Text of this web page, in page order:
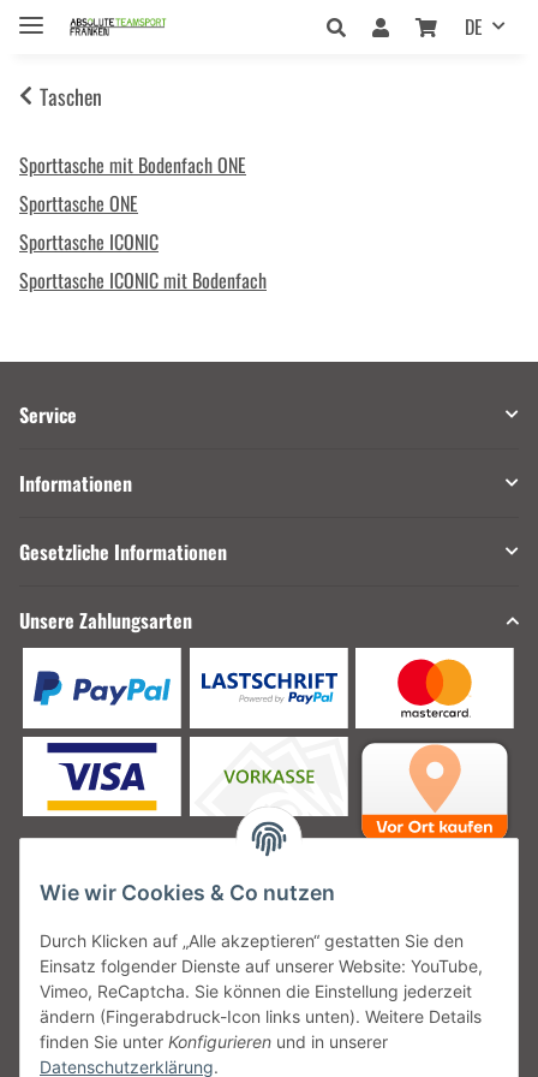
DE
Taschen
Sporttasche mit Bodenfach ONE
Sporttasche ONE
Sporttasche ICONIC
Sporttasche ICONIC mit Bodenfach
Service
Informationen
Gesetzliche Informationen
Unsere Zahlungsarten
Unsere Versanddienstleister
Unsere Communities
Wie wir Cookies & Co nutzen
Durch Klicken auf „Alle akzeptieren“ gestatten Sie den
Einsatz folgender Dienste auf unserer Website: YouTube,
Vimeo, ReCaptcha. Sie können die Einstellung jederzeit
ändern (Fingerabdruck-Icon links unten). Weitere Details
finden Sie unter Konfigurieren und in unserer
Datenschutzerklärung.